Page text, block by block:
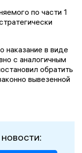
по части 1
наказание в виде
с аналогичным
обратить
вывезенной